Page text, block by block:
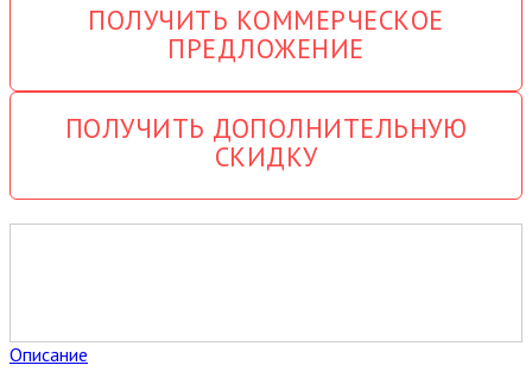
ПОЛУЧИТЬ КОММЕРЧЕСКОЕ
ПРЕДЛОЖЕНИЕ
ПОЛУЧИТЬ ДОПОЛНИТЕЛЬНУЮ
СКИДКУ
Описание